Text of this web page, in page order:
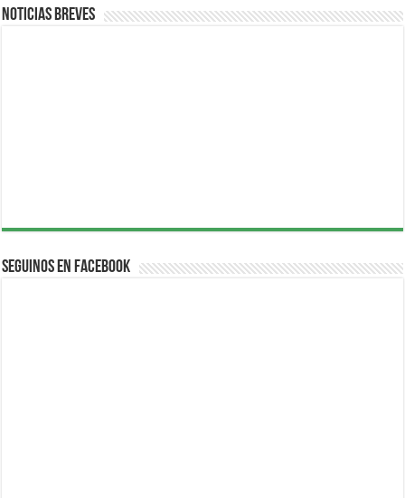
Noticias breves
Seguinos en Facebook